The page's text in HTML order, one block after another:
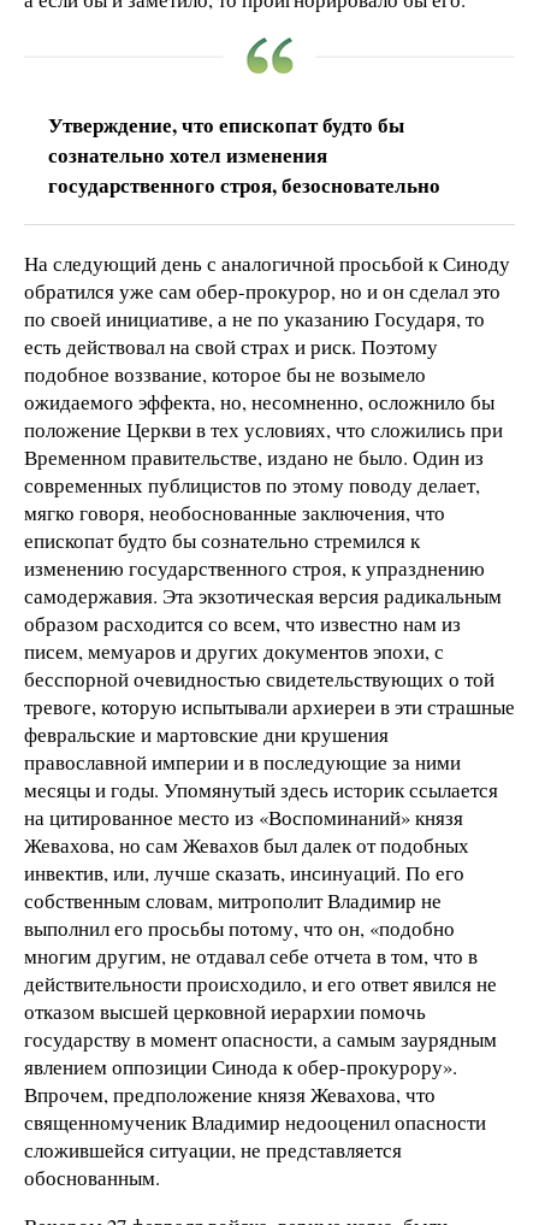
Утверждение, что епископат будто бы
сознательно хотел изменения
государственного строя, безосновательно
На следующий день с аналогичной просьбой к Синоду
обратился уже сам обер-прокурор, но и он сделал это
по своей инициативе, а не по указанию Государя, то
есть действовал на свой страх и риск. Поэтому
подобное воззвание, которое бы не возымело
ожидаемого эффекта, но, несомненно, осложнило бы
положение Церкви в тех условиях, что сложились при
Временном правительстве, издано не было. Один из
современных публицистов по этому поводу делает,
мягко говоря, необоснованные заключения, что
епископат будто бы сознательно стремился к
изменению государственного строя, к упразднению
самодержавия. Эта экзотическая версия радикальным
образом расходится со всем, что известно нам из
писем, мемуаров и других документов эпохи, с
бесспорной очевидностью свидетельствующих о той
тревоге, которую испытывали архиереи в эти страшные
февральские и мартовские дни крушения
православной империи и в последующие за ними
месяцы и годы. Упомянутый здесь историк ссылается
на цитированное место из «Воспоминаний» князя
Жевахова, но сам Жевахов был далек от подобных
инвектив, или, лучше сказать, инсинуаций. По его
собственным словам, митрополит Владимир не
выполнил его просьбы потому, что он, «подобно
многим другим, не отдавал себе отчета в том, что в
действительности происходило, и его ответ явился не
отказом высшей церковной иерархии помочь
государству в момент опасности, а самым заурядным
явлением оппозиции Синода к обер-прокурору».
Впрочем, предположение князя Жевахова, что
священномученик Владимир недооценил опасности
сложившейся ситуации, не представляется
обоснованным.